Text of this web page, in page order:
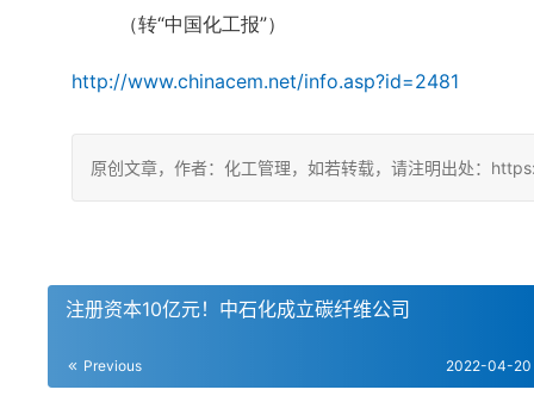
（转“中国化工报”）
http://www.chinacem.net/info.asp?id=2481
原创文章，作者：化工管理，如若转载，请注明出处：
注册资本10亿元！中石化成立碳纤维公司
Previous 2022-04-20